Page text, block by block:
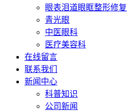
眼表泪道眼眶整形修复
青光眼
中医眼科
医疗美容科
在线留言
联系我们
新闻中心
科普知识
公司新闻